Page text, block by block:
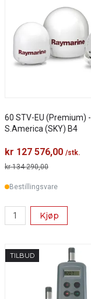
60 STV-EU (Premium) -
S.America (SKY) B4
kr 127 576,00 /stk.
kr 134 290,00
Bestillingsvare
Kjøp
TILBUD